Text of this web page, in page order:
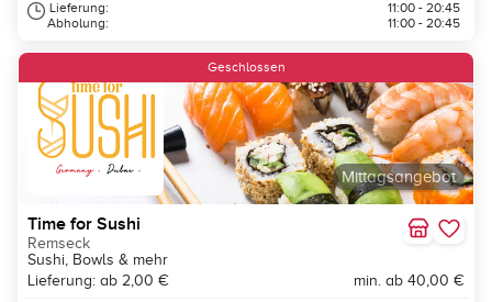
Lieferung:
Abholung:
11:00 - 20:45
11:00 - 20:45
Mittagsangebot
Geschlossen
Time for Sushi
Remseck
Sushi, Bowls & mehr
Lieferung: ab 2,00 €
min. ab 40,00 €